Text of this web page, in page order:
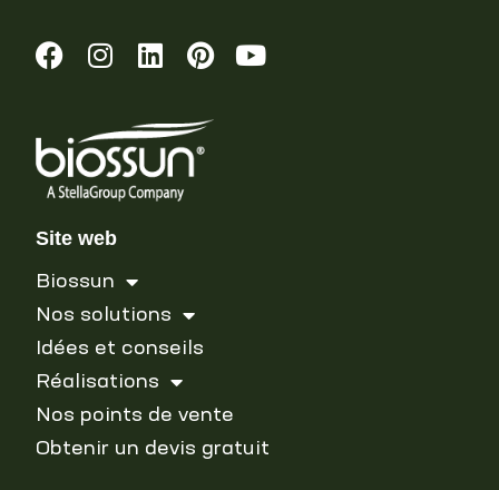
Site web
Biossun
Nos solutions
Idées et conseils
Réalisations
Nos points de vente
Obtenir un devis gratuit